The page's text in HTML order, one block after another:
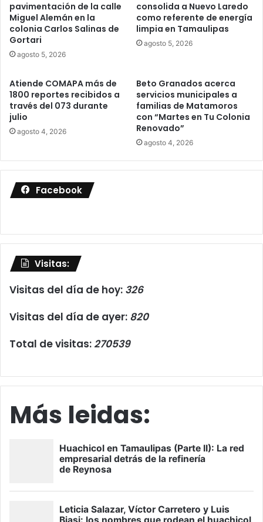
pavimentación de la calle
Miguel Alemán en la
colonia Carlos Salinas de
Gortari
agosto 5, 2026
consolida a Nuevo Laredo
como referente de energía
limpia en Tamaulipas
agosto 5, 2026
Atiende COMAPA más de
1800 reportes recibidos a
través del 073 durante
julio
agosto 4, 2026
Beto Granados acerca
servicios municipales a
familias de Matamoros
con “Martes en Tu Colonia
Renovado”
agosto 4, 2026
Facebook
Visitas:
Visitas del día de hoy: 326
Visitas del día de ayer: 820
Total de visitas: 270539
Más leidas: